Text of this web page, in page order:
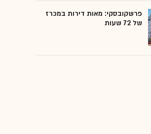
פרשקובסקי: מאות דירות במכרז
של 72 שעות